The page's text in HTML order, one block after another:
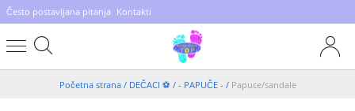
Često postavljana pitanja Kontakti
Početna strana / DEČACI ⚽️ / - PAPUČE - / Papuce/sandale